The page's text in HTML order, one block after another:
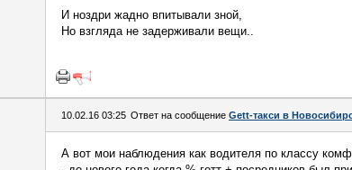
И ноздри жадно впитывали зной,
Но взгляда не задерживали вещи..
10.02.16 03:25 Ответ на сообщение Gett-такси в
А вот мои наблюдения как водителя по классу